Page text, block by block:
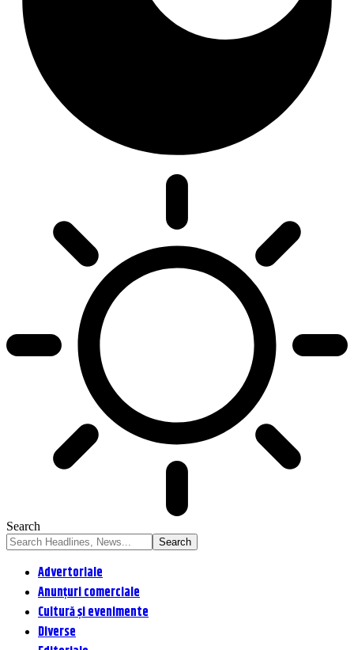
Search
Advertoriale
Anunțuri comerciale
Cultură și evenimente
Diverse